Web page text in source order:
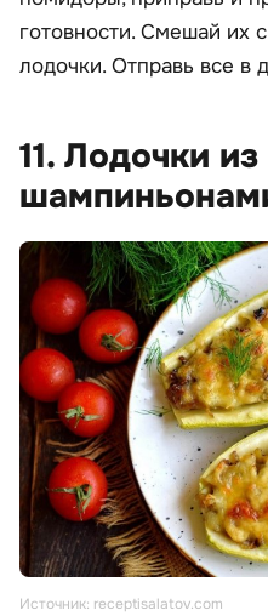
готовности. Смешай их
лодочки. Отправь все в
11. Лодочки
Источник: receptisalatov.com